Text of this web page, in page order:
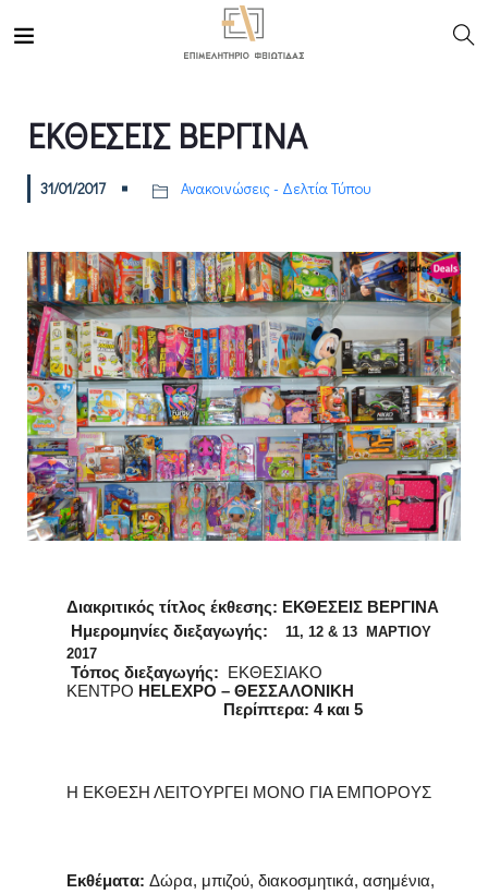
ΕΚΘΕΣΕΙΣ ΒΕΡΓΙΝΑ
31/01/2017 Ανακοινώσεις - Δελτία Τύπου
Διακριτικός τίτλος έκθεσης: ΕΚΘΕΣΕΙΣ ΒΕΡΓΙΝΑ
Ημερομηνίες διεξαγωγής: 11, 12 & 13 ΜΑΡΤΙΟΥ
2017
Τόπος διεξαγωγής:
ΕΚΘΕΣΙΑΚΟ
ΚΕΝΤΡΟ HELEXPO – ΘΕΣΣΑΛΟΝΙΚΗ
Περίπτερα: 4 και 5
Η ΕΚΘΕΣΗ ΛΕΙΤΟΥΡΓΕΙ ΜΟΝΟ ΓΙΑ ΕΜΠΟΡΟΥΣ
Εκθέματα: Δώρα, μπιζού, διακοσμητικά, ασημένια,